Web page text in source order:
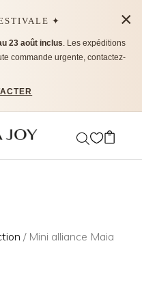
✦
23 août inclus. Les expéditions
commande urgente, contactez-
×
/ Mini alliance Maia